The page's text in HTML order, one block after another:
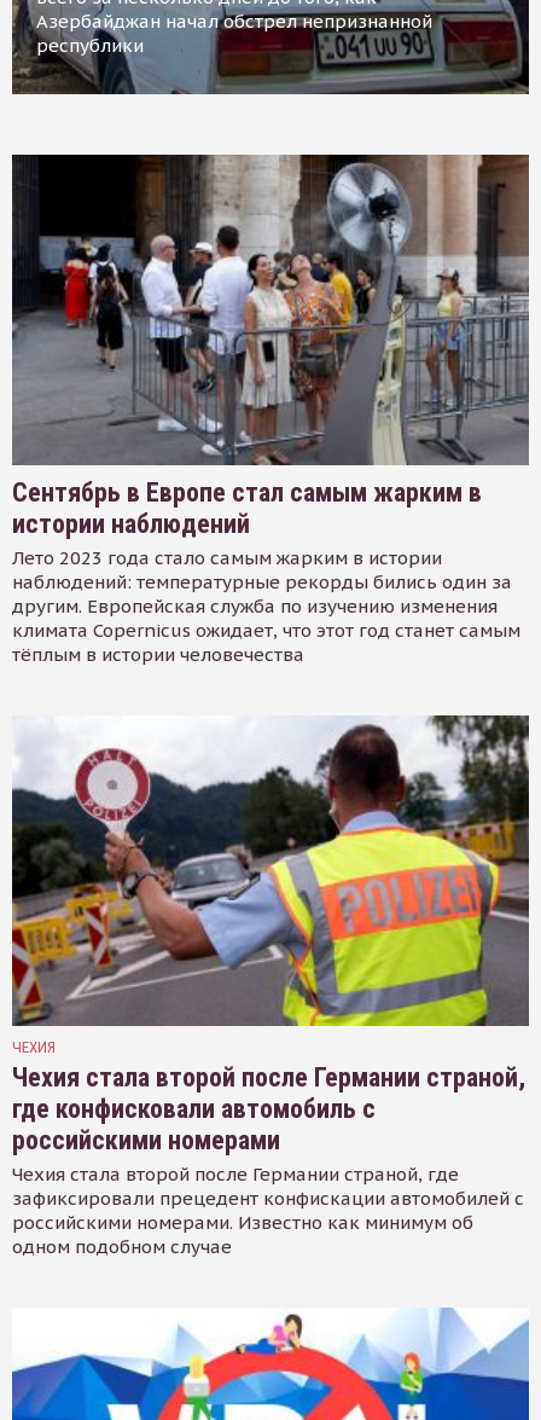
Азербайджан начал обстрел непризнанной
республики
Сентябрь в Европе стал самым жарким в
истории наблюдений
Лето 2023 года стало самым жарким в истории
наблюдений: температурные рекорды бились один за
другим. Европейская служба по изучению изменения
климата Copernicus ожидает, что этот год станет самым
тёплым в истории человечества
ЧЕХИЯ
Чехия стала второй после Германии страной,
где конфисковали автомобиль с
российскими номерами
Чехия стала второй после Германии страной, где
зафиксировали прецедент конфискации автомобилей с
российскими номерами. Известно как минимум об
одном подобном случае